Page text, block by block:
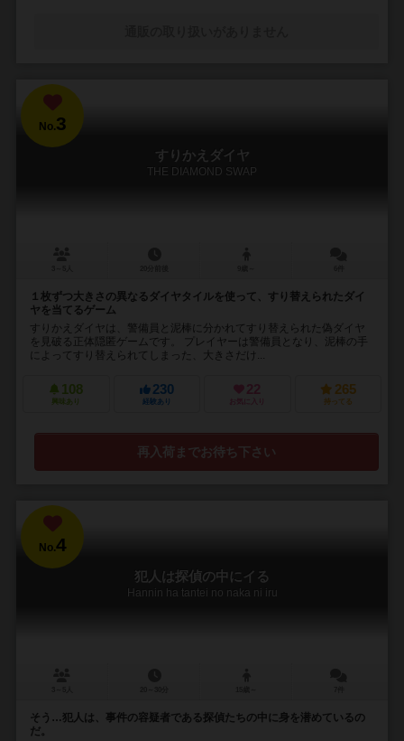
No.3
すりかえダイヤ
THE DIAMOND SWAP
１枚ずつ大きさの異なるダイヤタイルを使って、すり替えられたダイ
ヤを当てるゲーム
すりかえダイヤは、警備員と泥棒に分かれてすり替えられた偽ダイヤ
を見破る正体隠匿ゲームです。 プレイヤーは警備員となり、泥棒の手
によってすり替えられてしまった、大きさだけ...
108
興味あり
230
経験あり
22
お気に入り
265
持ってる
再入荷までお待ち下さい
No.4
犯人は探偵の中にイる
Hannin ha tantei no naka ni iru
そう…犯人は、事件の容疑者である探偵たちの中に身を潜めているの
だ。